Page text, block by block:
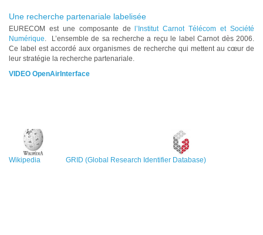
Une recherche partenariale labelisée
EURECOM est une composante de
l’Institut Carnot Télécom et Société
Numérique. L’ensemble de sa recherche a reçu le label Carnot dès 2006.
Ce label est accordé aux organismes de recherche qui mettent au cœur de
leur stratégie la recherche partenariale.
VIDEO OpenAirInterface
Wikipedia GRID (Global Research Identifier Database)